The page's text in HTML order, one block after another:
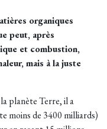
organiques
peut, après
et combustion,
mais à la juste
planète Terre, il a
moins de 3400 milliards)